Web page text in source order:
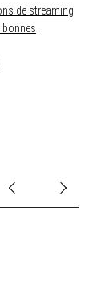
de streaming
bonnes